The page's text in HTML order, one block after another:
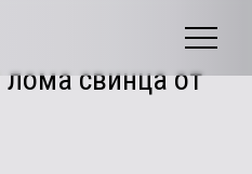
лома свинца от